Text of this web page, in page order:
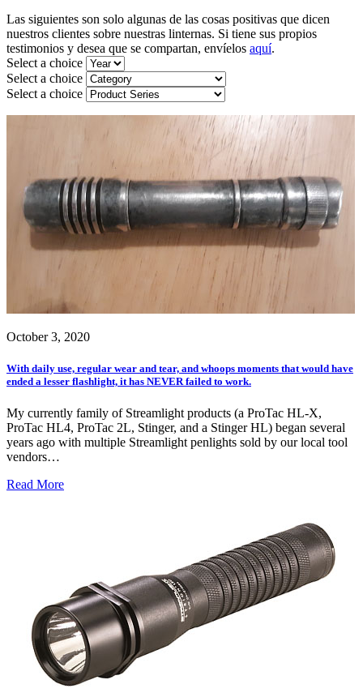
Las siguientes son solo algunas de las cosas positivas que dicen
nuestros clientes sobre nuestras linternas. Si tiene sus propios
testimonios y desea que se compartan, envíelos aquí.
Select a choice
Select a choice
Select a choice
October 3, 2020
With daily use, regular wear and tear, and whoops moments that would have
ended a lesser flashlight, it has NEVER failed to work.
My currently family of Streamlight products (a ProTac HL-X,
ProTac HL4, ProTac 2L, Stinger, and a Stinger HL) began several
years ago with multiple Streamlight penlights sold by our local tool
vendors…
Read More